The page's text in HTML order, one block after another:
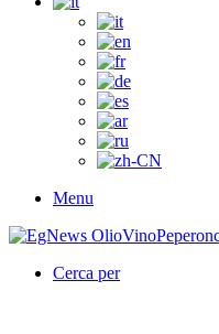
Menu
Cerca per